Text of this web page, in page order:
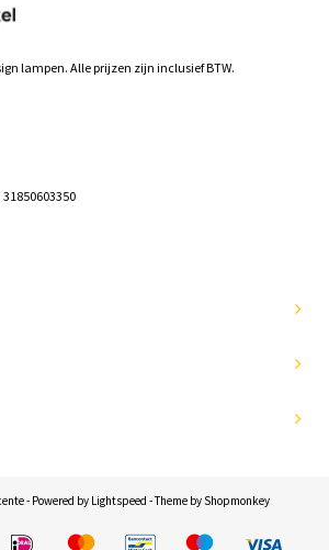
lampen. Alle prijzen zijn inclusief BTW.
31850603350
- Powered by Lightspeed - Theme by Shopmonkey